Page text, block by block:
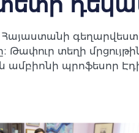
Հայաստանի
Թափուր տեղի
ամբիոնի պրոֆեսոր